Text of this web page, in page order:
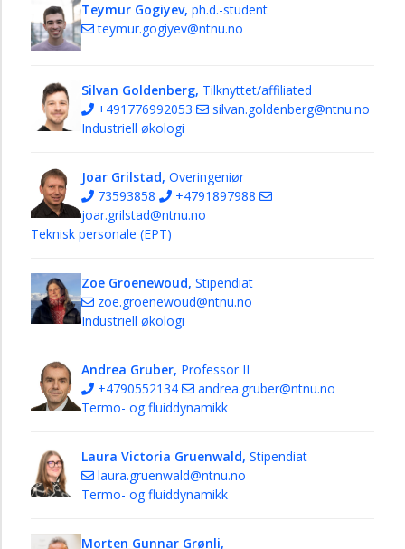
Teymur Gogiyev, ph.d.-student
teymur.gogiyev@ntnu.no
Silvan Goldenberg, Tilknyttet/affiliated
+491776992053
silvan.goldenberg@ntnu.no
Industriell økologi
Joar Grilstad, Overingeniør
73593858
+4791897988
joar.grilstad@ntnu.no
Teknisk personale (EPT)
Zoe Groenewoud, Stipendiat
zoe.groenewoud@ntnu.no
Industriell økologi
Andrea Gruber, Professor II
+4790552134
andrea.gruber@ntnu.no
Termo- og fluiddynamikk
Laura Victoria Gruenwald, Stipendiat
laura.gruenwald@ntnu.no
Termo- og fluiddynamikk
Morten Gunnar Grønli,